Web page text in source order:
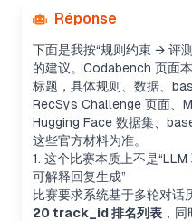
Réponse
下面是我按“规则约束 → 评
的建议。Codabench 页面
标题，具体规则、数据、
RecSys Challenge 页面、
Hugging Face 数据集、
这些官方材料为准。
1. 这个比赛本质上不是
可解释回复生成”
比赛要求系统基于多轮对话
20 track_id 排名列表 ，